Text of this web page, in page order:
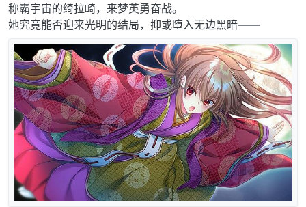
称霸宇宙的绮拉崎，来梦英勇奋战。
她究竟能否迎来光明的结局，抑或堕入无边黑暗——